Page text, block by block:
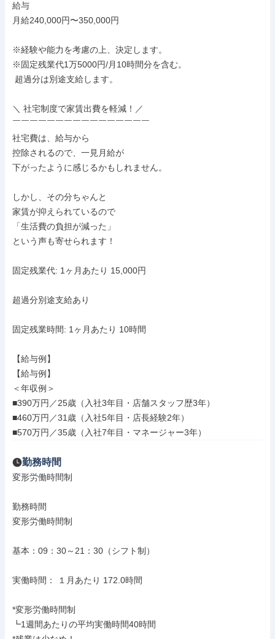
給与
月給240,000円〜350,000円
※経験や能力を考慮の上、決定します。
※固定残業代1万5000円/月10時間分を含む。
＼ 社宅制度で家賃出費を軽減！／
￣￣￣￣￣￣￣￣￣￣￣￣￣￣￣￣
社宅費は、給与から
控除されるので、一見月給が
下がったように感じるかもしれません。
しかし、その分ちゃんと
家賃が抑えられているので
「生活費の負担が減った」
という声も寄せられます！
固定残業代: 1ヶ月あたり 15,000円
超過分別途支給あり
固定残業時間: 1ヶ月あたり 10時間
【給与例】
【給与例】
＜年収例＞
■390万円／25歳（入社3年目・店舗スタッフ歴3年）
■460万円／31歳（入社5年目・店長経験2年）
■570万円／35歳（入社7年目・マネージャー3年）
勤務時間
変形労働時間制
勤務時間
変形労働時間制
基本：09：30～21：30（シフト制）
実働時間： １月あたり 172.0時間
*変形労働時間制
┗1週間あたりの平均実働時間40時間